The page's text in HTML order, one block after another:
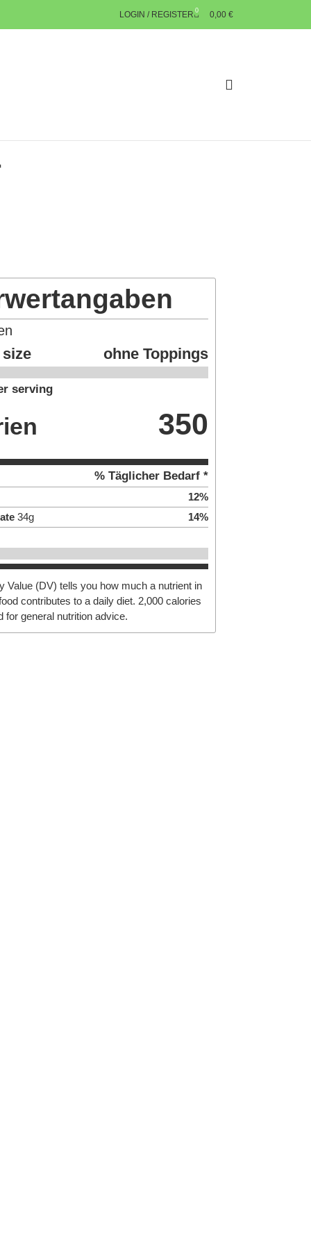
LOGIN / REGISTER 0 0,00 €
ohne Toppings
serving
350
% Täglicher Bedarf *
12%
34g 14%
Value (DV) tells you how much a nutrient in
contributes to a daily diet. 2,000 calories
for general nutrition advice.